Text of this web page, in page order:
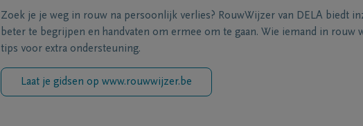
Zoek je je weg in rouw na persoonlijk verlies? RouwWijzer van DELA biedt
beter te begrijpen en handvaten om ermee om te gaan. Wie iemand in rouw
tips voor extra ondersteuning.
Laat je gidsen op www.rouwwijzer.be